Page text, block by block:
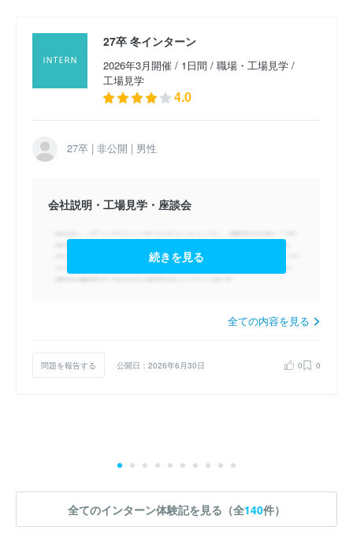
2026卒 夏季1day仕事体験 （2024年8月開催）
27卒 冬インターン
2026年3月開催 / 1日間 / 職場・工場見学 /
工場見学
4.0
27卒 | 非公開 | 男性
会社説明・工場見学・座談会
続きを見る
全ての内容を見る
問題を報告する 公開日：2026年6月30日 0 0
全てのインターン体験記を見る（全140件）